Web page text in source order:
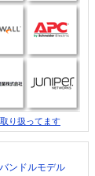
り扱ってます
ンドルモデル